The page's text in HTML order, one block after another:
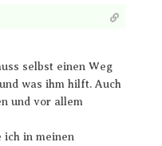
selbst einen Weg
was ihm hilft. Auch
und vor allem
ich in meinen